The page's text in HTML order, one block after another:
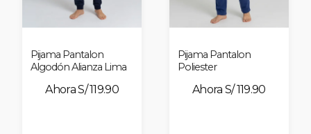
Pijama Pantalon
Algodón Alianza Lima
S/ 119.90
Pijama Pantalon
Poliester
S/ 119.90